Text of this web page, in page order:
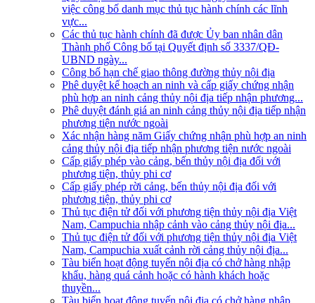
việc công bố danh mục thủ tục hành chính các lĩnh
vực...
Các thủ tục hành chính đã được Ủy ban nhân dân
Thành phố Công bố tại Quyết định số 3337/QĐ-
UBND ngày...
Công bố hạn chế giao thông đường thủy nội địa
Phê duyệt kế hoạch an ninh và cấp giấy chứng nhận
phù hợp an ninh cảng thủy nội địa tiếp nhận phương...
Phê duyệt đánh giá an ninh cảng thủy nội địa tiếp nhận
phương tiện nước ngoài
Xác nhận hàng năm Giấy chứng nhận phù hợp an ninh
cảng thủy nội địa tiếp nhận phương tiện nước ngoài
Cấp giấy phép vào cảng, bến thủy nội địa đối với
phương tiện, thủy phi cơ
Cấp giấy phép rời cảng, bến thủy nội địa đối với
phương tiện, thủy phi cơ
Thủ tục điện tử đối với phương tiện thủy nội địa Việt
Nam, Campuchia nhập cảnh vào cảng thủy nội địa...
Thủ tục điện tử đối với phương tiện thủy nội địa Việt
Nam, Campuchia xuất cảnh rời cảng thủy nội địa...
Tàu biển hoạt động tuyến nội địa có chở hàng nhập
khẩu, hàng quá cảnh hoặc có hành khách hoặc
thuyền...
Tàu biển hoạt động tuyến nội địa có chở hàng nhập